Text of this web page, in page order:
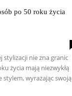
po 50 roku życia
stylizacji nie zna granic
życia mają niezwykłą
stylem, wyrażając swoją